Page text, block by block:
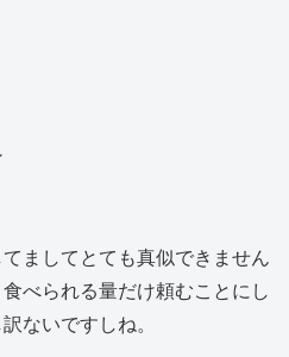
ましてとても真似できません
べられる量だけ頼むことにし
ないですしね。